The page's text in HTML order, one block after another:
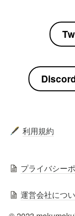
🖋️ 利用規約
プライバシー
運営会社につ